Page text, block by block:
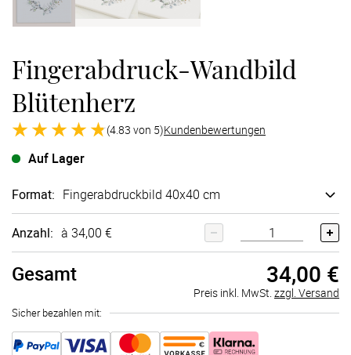
Fingerabdruck-Wandbild
Blütenherz
(4.83 von 5)Kundenbewertungen
Auf Lager
Format: Finger­abdruck­bild 40x40 cm
Anzahl: à 34,00 €
Gesamt 34,00 €
Preis inkl. MwSt. zzgl. Versand
Sicher bezahlen mit: